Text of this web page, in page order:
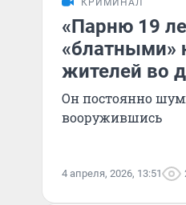
КРИМИНАЛ
«Парню 19
«блатными»
жителей во
Он постоянно
вооружившись
4 апреля, 2026, 13:51